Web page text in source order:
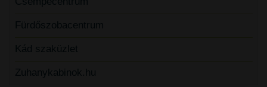
Fürdőszobacentrum
Kád szaküzlet
Zuhanykabinok.hu